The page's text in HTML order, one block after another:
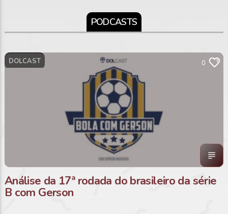
PODCASTS
DOLCAST 0
Análise da 17ª rodada do brasileiro da série
B com Gerson